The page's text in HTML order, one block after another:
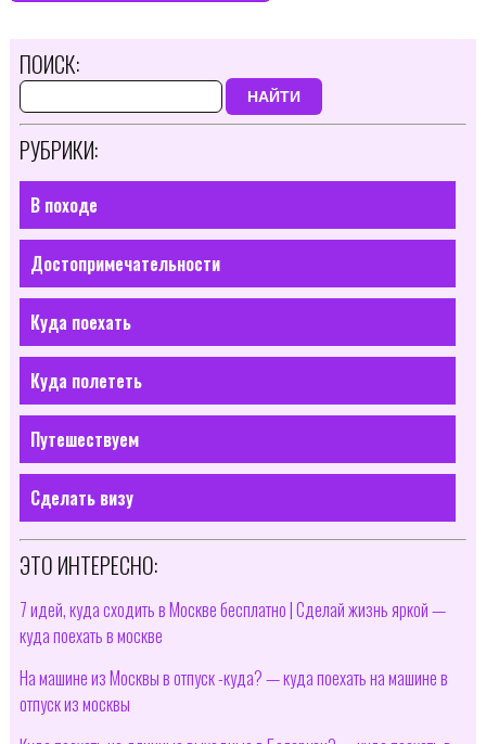
ПОИСК:
НАЙТИ
РУБРИКИ:
В походе
Достопримечательности
Куда поехать
Куда полететь
Путешествуем
Сделать визу
ЭТО ИНТЕРЕСНО:
7 идей, куда сходить в Москве бесплатно | Сделай жизнь яркой —
куда поехать в москве
На машине из Москвы в отпуск -куда? — куда поехать на машине в
отпуск из москвы